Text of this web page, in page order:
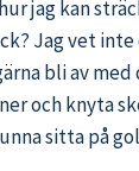
jag kan
Jag vet
bli av med
och knyta
sitta på